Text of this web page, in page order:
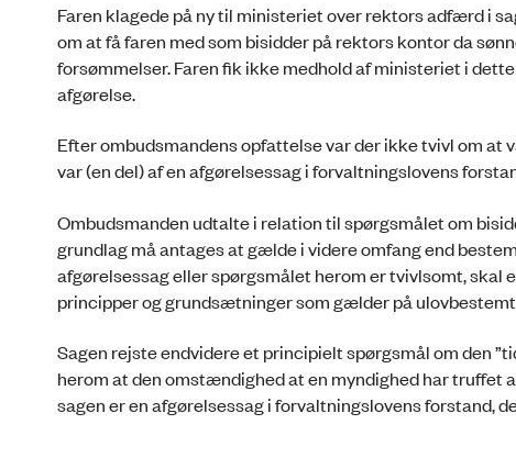
Faren klagede på ny til ministeriet over rektors adfærd i
om at få faren med som bisidder på rektors kontor da
forsømmelser. Faren fik ikke medhold af ministeriet i
afgørelse.
Efter ombudsmandens opfattelse var der ikke tvivl om
var (en del) af en afgørelsessag i forvaltningslovens
Ombudsmanden udtalte i relation til spørgsmålet om
grundlag må antages at gælde i videre omfang end
afgørelsessag eller spørgsmålet herom er tvivlsomt,
principper og grundsætninger som gælder på
Sagen rejste endvidere et principielt spørgsmål om den
herom at den omstændighed at en myndighed har truffet
sagen er en afgørelsessag i forvaltningslovens forstand,